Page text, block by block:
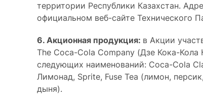
территории Республики Казахстан.
официальном веб-сайте Технического
6. Акционная продукция: в Акции
The Coca-Cola Company (Дзе Кока-
следующих наименований: Coca-Cola
Лимонад, Sprite, Fuse Tea (лимон,
дыня).